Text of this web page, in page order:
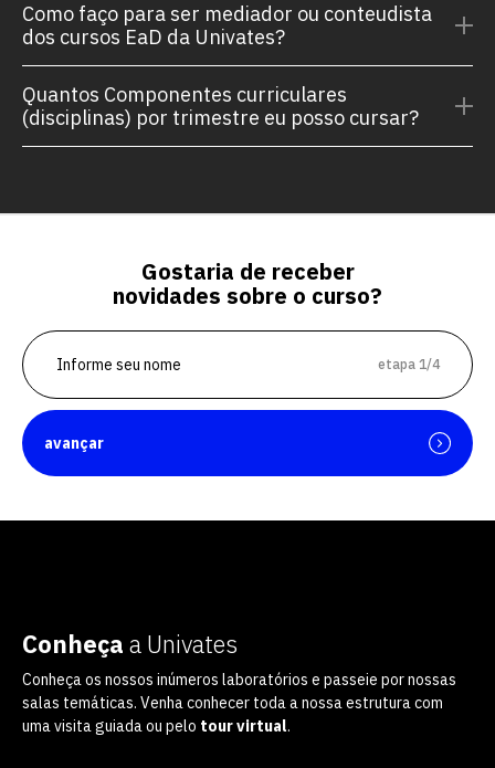
Como faço para ser mediador ou conteudista
dos cursos EaD da Univates?
Quantos Componentes curriculares
(disciplinas) por trimestre eu posso cursar?
Gostaria de receber
novidades sobre o curso?
etapa 1/4
avançar
Conheça a Univates
Conheça os nossos inúmeros laboratórios e passeie por nossas
salas temáticas. Venha conhecer toda a nossa estrutura com
uma visita guiada ou pelo tour virtual.